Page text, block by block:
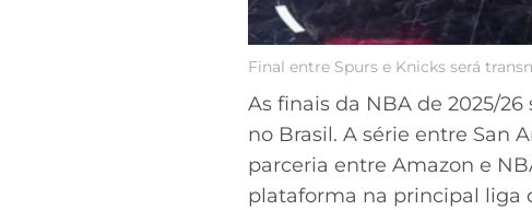
Final entre Spurs e Knicks será
As finais da NBA de 2025/
no Brasil. A série entre San
parceria entre Amazon e
plataforma na principal liga